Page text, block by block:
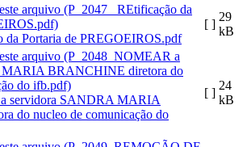
da Portaria de PREGOEIROS.pdf
[ ]
29
kB
servidora SANDRA MARIA
do nucleo de comunicação do
[ ]
24
kB